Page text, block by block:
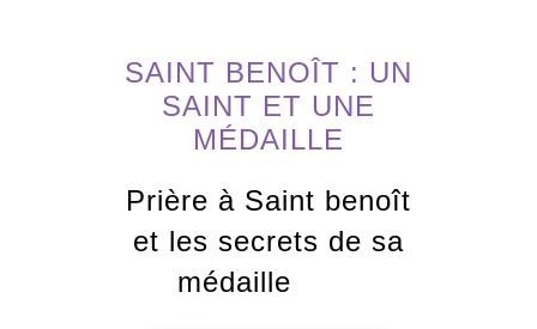
SAINT BENOÎT : UN
SAINT ET UNE
MÉDAILLE
Prière à Saint benoît
et les secrets de sa
médaille